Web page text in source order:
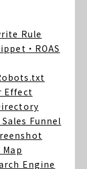
Rule
・ROAS
Effect
Sales Funnel
Map
Engine